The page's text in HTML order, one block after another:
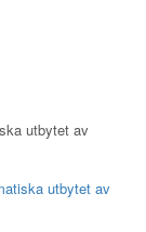
utbytet av
utbytet av